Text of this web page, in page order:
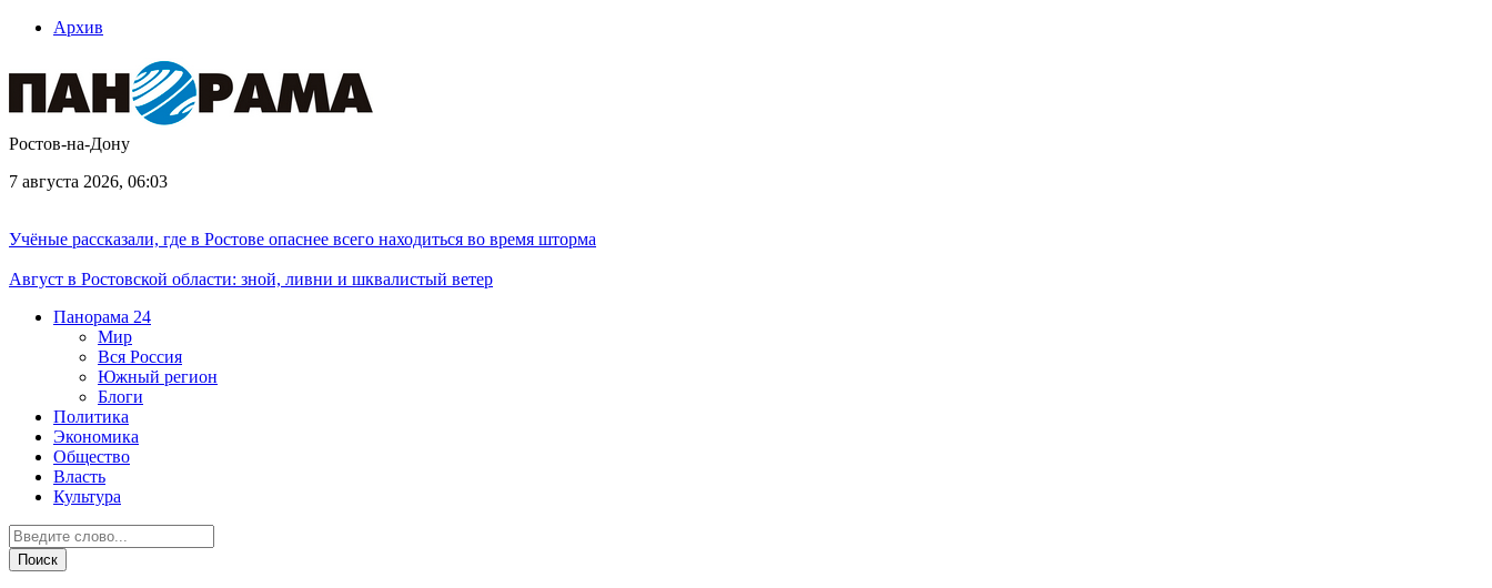
Архив
Ростов-на-Дону
7 августа 2026, 06:03
Учёные рассказали, где в Ростове опаснее всего находиться во время шторма
Август в Ростовской области: зной, ливни и шквалистый ветер
Панорама 24
Мир
Вся Россия
Южный регион
Блоги
Политика
Экономика
Общество
Власть
Культура